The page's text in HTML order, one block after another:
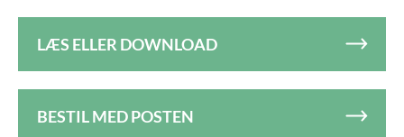
LÆS ELLER DOWNLOAD
BESTIL MED POSTEN